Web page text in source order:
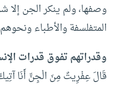
وصفها، ولم ينكر الجن إلا
المتفلسفة والأطباء
وقدراتهم تفوق قدرات
قَالَ عِفْرِيتٌ مِنَ الْجِنِّ أَنَا